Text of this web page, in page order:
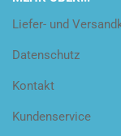
Liefer- und
Datenschutz
Kontakt
Kundenservice